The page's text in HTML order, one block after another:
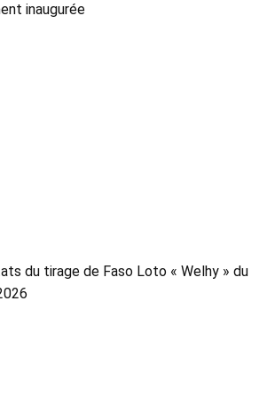
inaugurée
du tirage de Faso Loto « Welhy » du